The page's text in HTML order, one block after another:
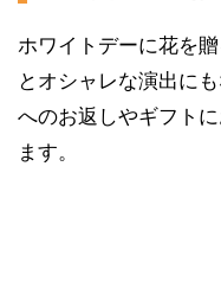
ホワイトデーに花を
とオシャレな演出に
へのお返しやギフト
ます。